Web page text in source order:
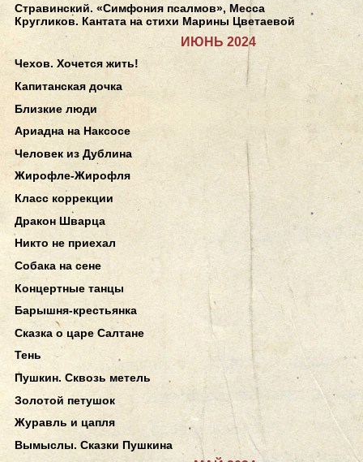
Стравинский. «Симфония псалмов», Месса
Кругликов. Кантата на стихи Марины Цветаевой
ИЮНЬ 2024
Чехов. Хочется жить!
Капитанская дочка
Близкие люди
Ариадна на Наксосе
Человек из Дублина
Жирофле-Жирофля
Класс коррекции
Дракон Шварца
Никто не приехал
Собака на сене
Концертные танцы
Барышня-крестьянка
Сказка о царе Салтане
Тень
Пушкин. Сквозь метель
Золотой петушок
Журавль и цапля
Вымыслы. Сказки Пушкина